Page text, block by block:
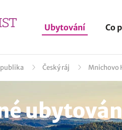
Ubytování Co
Český ráj Mnichovo